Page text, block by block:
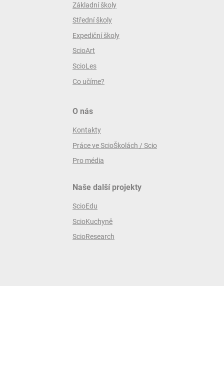
Základní školy
Střední školy
Expediční školy
ScioArt
ScioLes
Co učíme?
O nás
Kontakty
Práce ve ScioŠkolách / Scio
Pro média
Naše další projekty
ScioEdu
ScioKuchyně
ScioResearch